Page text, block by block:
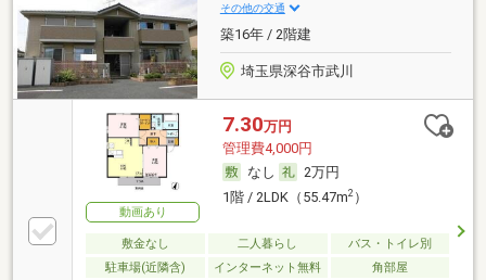
その他の交通
築16年 / 2階建
埼玉県深谷市武川
動画あり
7.30万円
管理費4,000円
なし
2万円
1階 / 2LDK（55.47m2）
敷金なし 二人暮らし
バス・トイレ別
駐車場(近隣含)
インターネット無料 角部屋